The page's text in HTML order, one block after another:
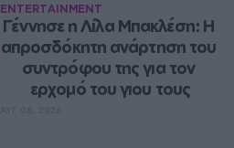
ENTERTAINMENT
Γέννησε η Λίλα Μπακλέση: Η
απροσδόκητη ανάρτηση του
συντρόφου της για τον
ερχομό του γιου τους